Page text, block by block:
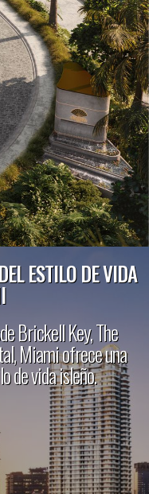
ESTILO DE VIDA
Brickell Key, The
Miami ofrece una
de vida isleño.